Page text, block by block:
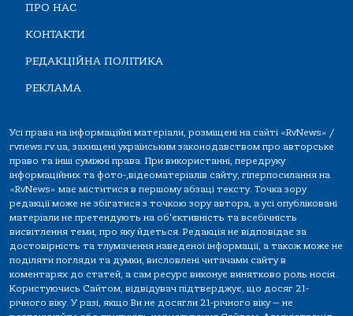
ПРО НАС
КОНТАКТИ
РЕДАКЦІЙНА ПОЛІТИКА
РЕКЛАМА
Усі права на інформаційні матеріали, розміщені на сайті «RvNews» /
rvnews.rv.ua, захищені українським законодавством про авторське
право та інші суміжні права. При використанні, передруку
інформаційних та фото-,відеоматеріалів сайту, гіперпосилання на
«RvNews» має міститися в першому абзаці тексту. Точка зору
редакції може не збігатися з точкою зору автора, а усі опубліковані
матеріали не претендують на об'єктивність та всебічність
висвітлення теми, про яку йдеться. Редакція не відповідає за
достовірність та тлумачення наведеної інформації, а також може не
поділяти погляди та думки, висловлені читачами сайту в
коментарях до статей, а сам ресурс виконує винятково роль носія.
Користуючись Сайтом, відвідувач підтверджує, що досяг 21-
річного віку. У разі, якщо Ви не досягли 21-річного віку — не